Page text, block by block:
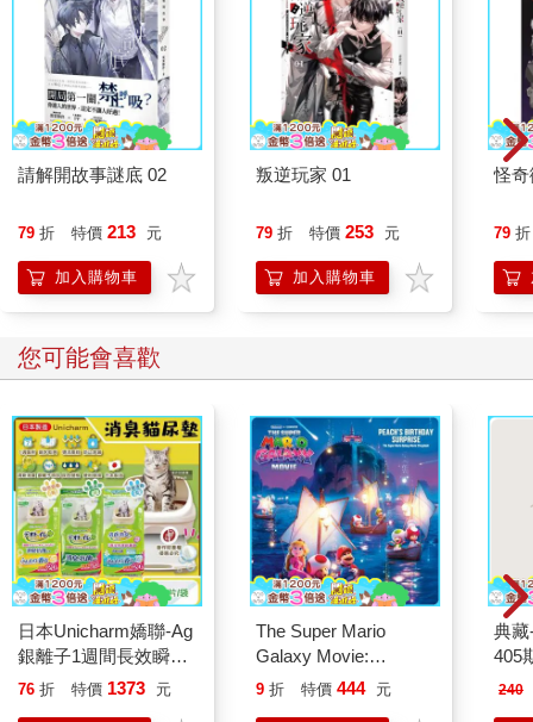
請解開故事謎底 02
79 折 特價 213 元
加入購物車
叛逆玩家 01
79 折 特價 253 元
加入購物車
怪
79 折
您可能會喜歡
日本Unicharm嬌聯-Ag
銀離子1週間長效瞬吸
乾爽寵物消臭大師貓尿
76 折 特價 1373 元
The Super Mario
Galaxy Movie:
Peach`s Birthday
9 折 特價 444 元
典藏
405
240